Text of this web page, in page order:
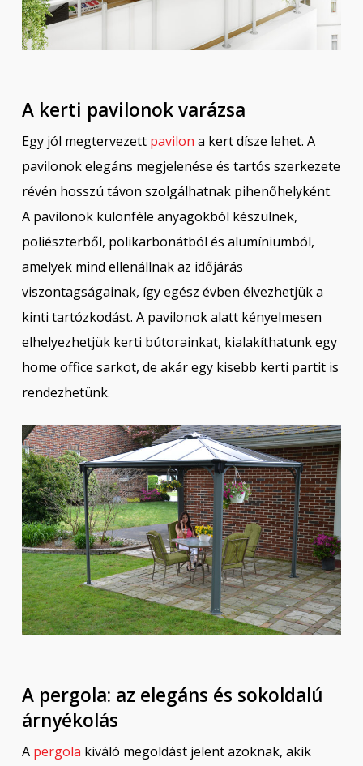
A kerti pavilonok varázsa
Egy jól megtervezett pavilon a kert dísze lehet. A
pavilonok elegáns megjelenése és tartós szerkezete
révén hosszú távon szolgálhatnak pihenőhelyként.
A pavilonok különféle anyagokból készülnek,
poliészterből, polikarbonátból és alumíniumból,
amelyek mind ellenállnak az időjárás
viszontagságainak, így egész évben élvezhetjük a
kinti tartózkodást. A pavilonok alatt kényelmesen
elhelyezhetjük kerti bútorainkat, kialakíthatunk egy
home office sarkot, de akár egy kisebb kerti partit is
rendezhetünk.
A pergola: az elegáns és sokoldalú
árnyékolás
A pergola kiváló megoldást jelent azoknak, akik